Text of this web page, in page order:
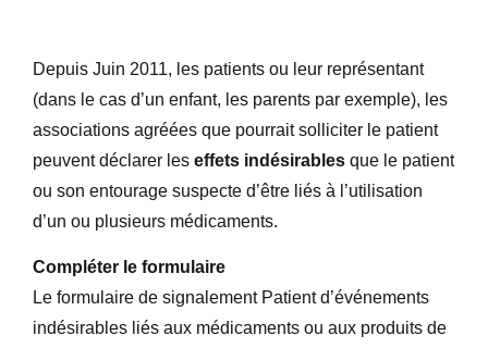
Depuis Juin 2011, les patients ou leur représentant
(dans le cas d’un enfant, les parents par exemple), les
associations agréées que pourrait solliciter le patient
peuvent déclarer les effets indésirables que le patient
ou son entourage suspecte d’être liés à l’utilisation
d’un ou plusieurs médicaments.
Compléter le formulaire
Le formulaire de signalement Patient d’événements
indésirables liés aux médicaments ou aux produits de